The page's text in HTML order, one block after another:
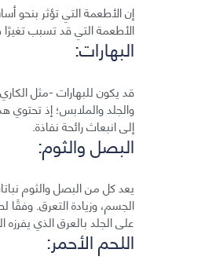
إن الأطعمة التي تؤثر
الأطعمة التي قد تسبب تغيرًا
البهارات:
قد يكون للبهارات -مثل
والجلد والملابس؛ إذ
إلى انبعاث رائحة نفاذة.
البصل والثوم:
يعد كل من البصل والثوم
الجسم، وزيادة التعرق. وفقًا
على الجلد بالعرق الذي
اللحم الأحمر: